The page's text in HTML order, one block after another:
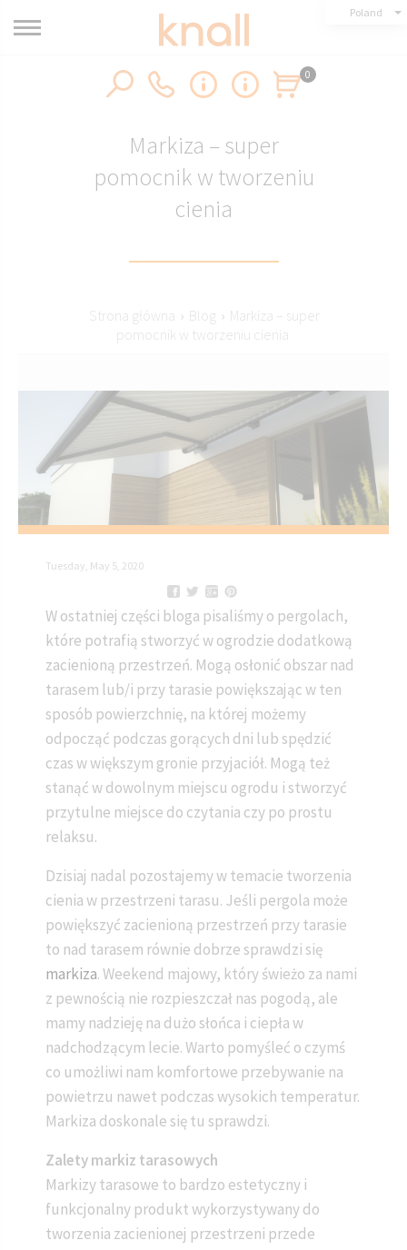
Poland
0
Markiza – super
pomocnik w tworzeniu
cienia
Strona główna › Blog › Markiza – super
pomocnik w tworzeniu cienia
Tuesday, May 5, 2020
W ostatniej części bloga pisaliśmy o pergolach,
które potrafią stworzyć w ogrodzie dodatkową
zacienioną przestrzeń. Mogą osłonić obszar nad
tarasem lub/i przy tarasie powiększając w ten
sposób powierzchnię, na której możemy
odpocząć podczas gorących dni lub spędzić
czas w większym gronie przyjaciół. Mogą też
stanąć w dowolnym miejscu ogrodu i stworzyć
przytulne miejsce do czytania czy po prostu
relaksu.
Dzisiaj nadal pozostajemy w temacie tworzenia
cienia w przestrzeni tarasu. Jeśli pergola może
powiększyć zacienioną przestrzeń przy tarasie
to nad tarasem równie dobrze sprawdzi się
markiza. Weekend majowy, który świeżo za nami
z pewnością nie rozpieszczał nas pogodą, ale
mamy nadzieję na dużo słońca i ciepła w
nadchodzącym lecie. Warto pomyśleć o czymś
co umożliwi nam komfortowe przebywanie na
powietrzu nawet podczas wysokich temperatur.
Markiza doskonale się tu sprawdzi.
Zalety markiz tarasowych
Markizy tarasowe to bardzo estetyczny i
funkcjonalny produkt wykorzystywany do
tworzenia zacienionej przestrzeni przede